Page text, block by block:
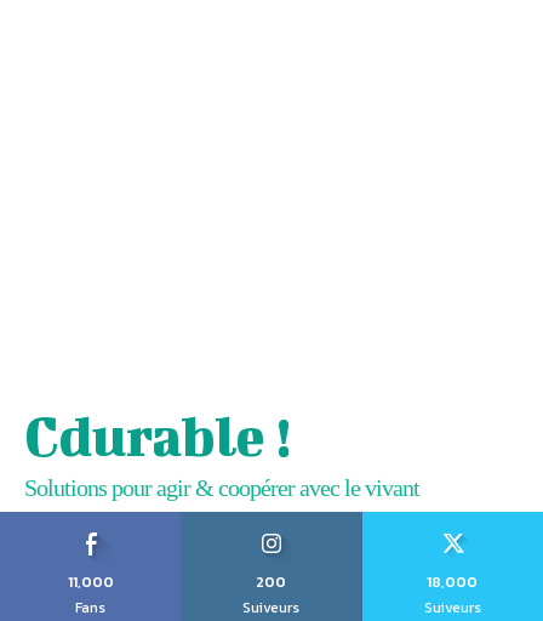
Cdurable !
Solutions pour agir & coopérer avec le vivant
11,000
Fans
200
Suiveurs
18,000
Suiveurs